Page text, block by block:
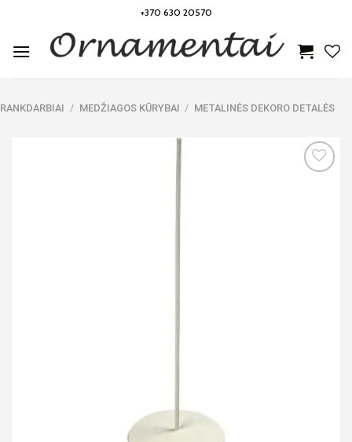
content
+370 630 20570
RANKDARBIAI / MEDŽIAGOS KŪRYBAI / METALINĖS DEKORO DETALĖS